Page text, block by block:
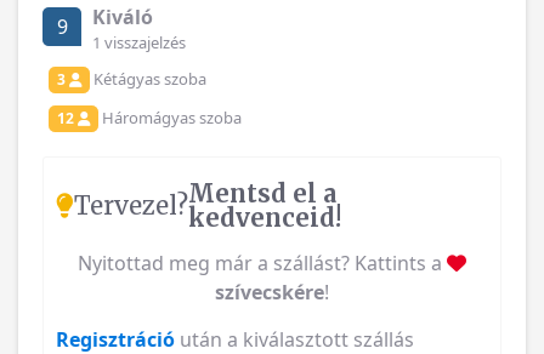
9 Kiváló
1 visszajelzés
3 Kétágyas szoba
12 Háromágyas szoba
Tervezel?Mentsd el a
kedvenceid!
Nyitottad meg már a szállást? Kattints a
szívecskére!
Regisztráció után a kiválasztott szállás